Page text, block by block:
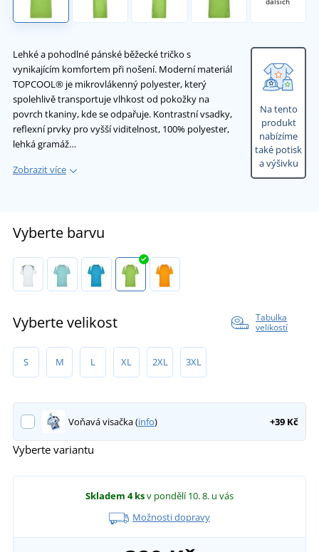
Lehké a pohodlné pánské běžecké tričko s
vynikajícím komfortem při nošení. Moderní materiál
TOPCOOL® je mikrovlákenný polyester, který
spolehlivě transportuje vlhkost od pokožky na
povrch tkaniny, kde se odpařuje. Kontrastní vsadky,
reflexní prvky pro vyšší viditelnost, 100% polyester,
lehká gramáž…
Zobrazit více
Na tento
produkt
nabízíme
také potisk
a výšivku
Vyberte barvu
Vyberte velikost
Tabulka
velikostí
S M L XL 2XL 3XL
Voňavá visačka (info) +39 Kč
Vyberte variantu
Skladem 4 ksv pondělí 10. 8. u vás
Možnosti dopravy